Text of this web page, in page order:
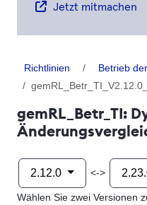
Jetzt mitmachen
Richtlinien
Betrieb
gemRL_Betr_TI:
2.12.0 <->
Wählen Sie zwei Versionen